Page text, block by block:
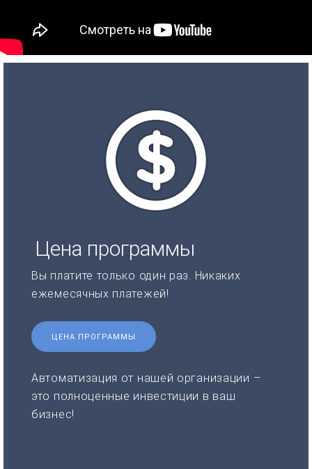
Цена программы
Вы платите только один раз. Никаких
ежемесячных платежей!
ЦЕНА ПРОГРАММЫ
Автоматизация от нашей организации –
это полноценные инвестиции в ваш
бизнес!